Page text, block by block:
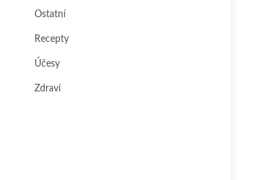
Ostatní
Recepty
Účesy
Zdraví